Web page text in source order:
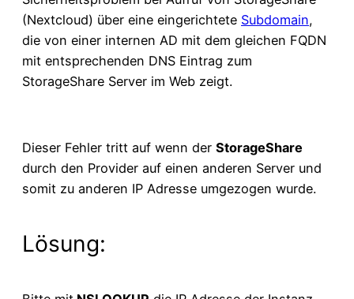
(Nextcloud) über eine eingerichtete Subdomain,
die von einer internen AD mit dem gleichen FQDN
mit entsprechenden DNS Eintrag zum
StorageShare Server im Web zeigt.
Dieser Fehler tritt auf wenn der StorageShare
durch den Provider auf einen anderen Server und
somit zu anderen IP Adresse umgezogen wurde.
Lösung: